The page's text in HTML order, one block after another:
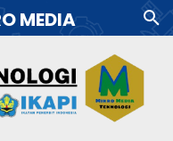
MEDIA